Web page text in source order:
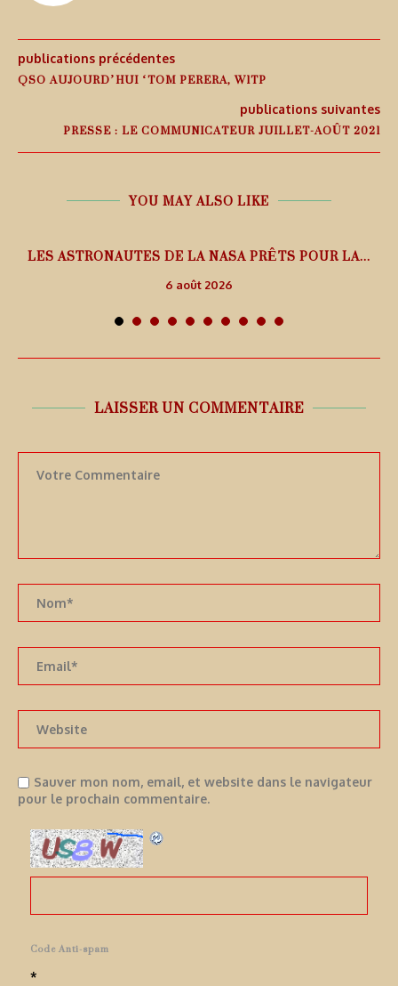
publications précédentes
QSO AUJOURD’HUI ‘TOM PERERA, W1TP
publications suivantes
PRESSE : LE COMMUNICATEUR JUILLET-AOÛT 2021
YOU MAY ALSO LIKE
LES ASTRONAUTES DE LA NASA PRÊTS POUR LA...
6 août 2026
LAISSER UN COMMENTAIRE
Sauver mon nom, email, et website dans le navigateur
pour le prochain commentaire.
Code Anti-spam
*